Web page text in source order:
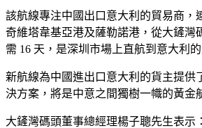
該航線專注中國出口意大利的貿易商，
奇維塔韋基亞港及薩勒諾港，從大鏟灣
需 16 天，是深圳市場上直航到意大利
新航線為中國進出口意大利的貨主提供
決方案，將是中意之間獨樹一幟的黃金
大鏟灣碼頭董事總經理楊子聰先生表示